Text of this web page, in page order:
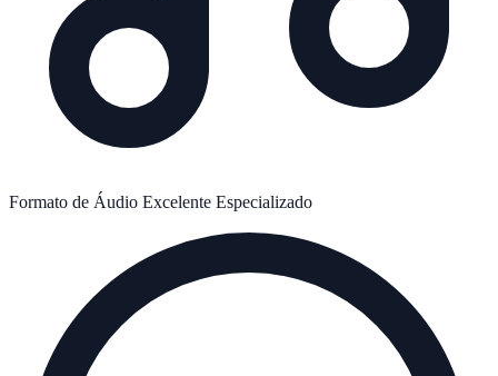
Formato de Áudio Excelente Especializado